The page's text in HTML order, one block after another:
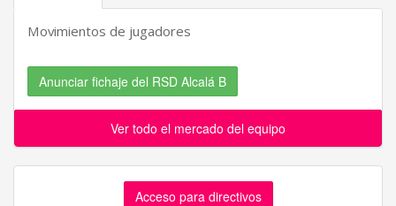
Movimientos de jugadores
Anunciar fichaje del RSD Alcalá B
Ver todo el mercado del equipo
Acceso para directivos